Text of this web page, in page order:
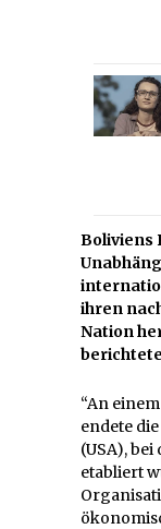
Boliviens
ihren
Nation
“An
endete
(USA),
etabliert